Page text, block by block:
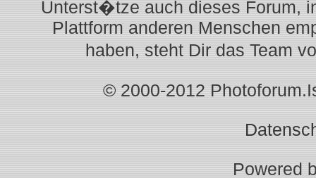
Unterst�tze auch dieses Forum,
Plattform anderen Menschen
haben, steht Dir das Team
© 2000-2012
Powered